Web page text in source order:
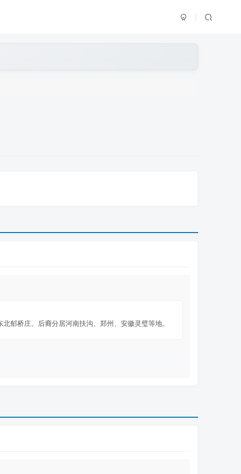
郁桥庄。后裔分居河南扶沟、郑州、安徽灵璧等地。